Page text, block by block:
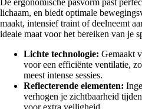
lichaam, en biedt optimale
maakt, intensief traint of deelneemt
ideale maat voor het bereiken van je
Lichte technologie: Gemaakt
voor een efficiënte ventilatie,
meest intense sessies.
Reflecterende elementen:
verhogen je zichtbaarheid
voor extra veiligheid.